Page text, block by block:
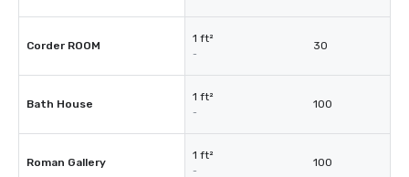
Corder ROOM
1 ft²
-
30
Bath House
1 ft²
-
100
Roman Gallery
1 ft²
-
100